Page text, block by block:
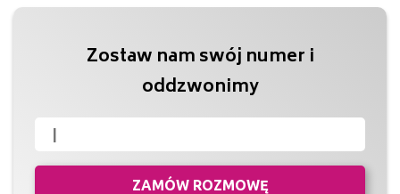
Zostaw nam swój numer i
oddzwonimy
ZAMÓW ROZMOWĘ